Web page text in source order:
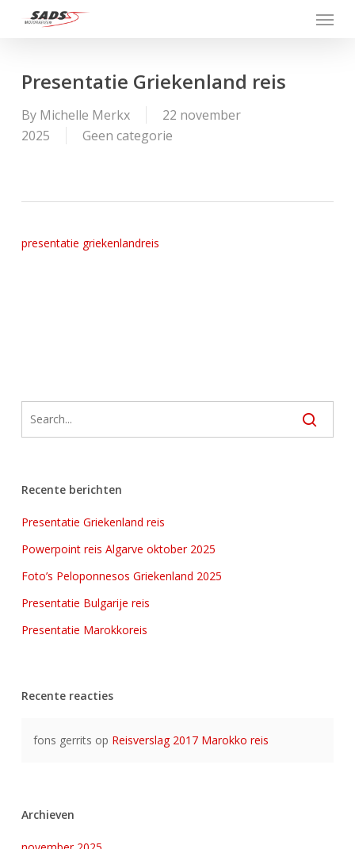
Menu
Presentatie Griekenland reis
By Michelle Merkx
22 november
2025
Geen categorie
presentatie griekenlandreis
Recente berichten
Presentatie Griekenland reis
Powerpoint reis Algarve oktober 2025
Foto’s Peloponnesos Griekenland 2025
Presentatie Bulgarije reis
Presentatie Marokkoreis
Recente reacties
fons gerrits op Reisverslag 2017 Marokko reis
Archieven